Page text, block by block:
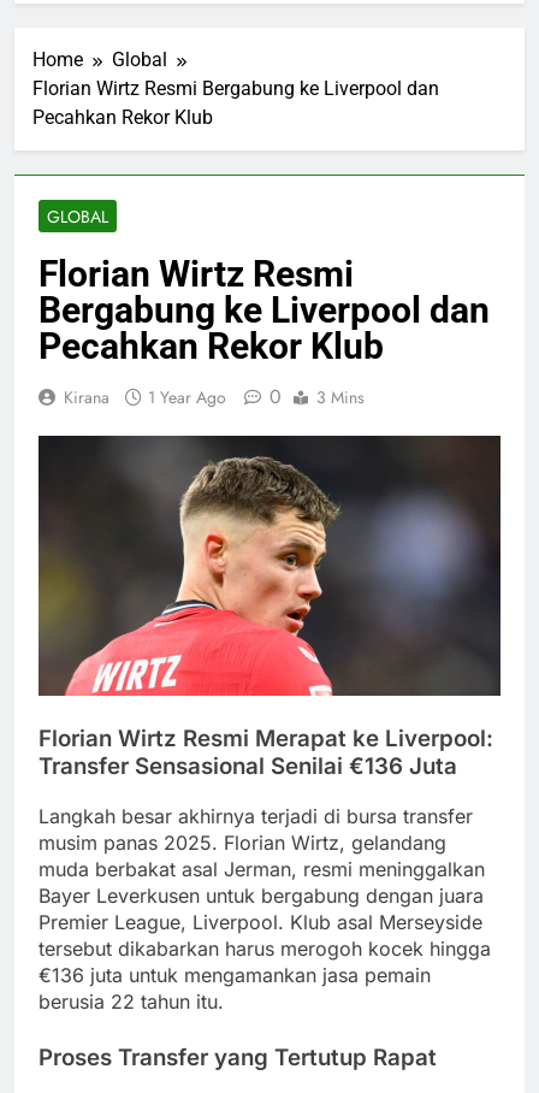
Home
Global
Florian Wirtz Resmi Bergabung ke Liverpool dan
Pecahkan Rekor Klub
GLOBAL
Florian Wirtz Resmi
Bergabung ke Liverpool dan
Pecahkan Rekor Klub
Kirana 1 Year Ago 0 3 Mins
Florian Wirtz Resmi Merapat ke Liverpool:
Transfer Sensasional Senilai €136 Juta
Langkah besar akhirnya terjadi di bursa transfer
musim panas 2025. Florian Wirtz, gelandang
muda berbakat asal Jerman, resmi meninggalkan
Bayer Leverkusen untuk bergabung dengan juara
Premier League, Liverpool. Klub asal Merseyside
tersebut dikabarkan harus merogoh kocek hingga
€136 juta untuk mengamankan jasa pemain
berusia 22 tahun itu.
Proses Transfer yang Tertutup Rapat